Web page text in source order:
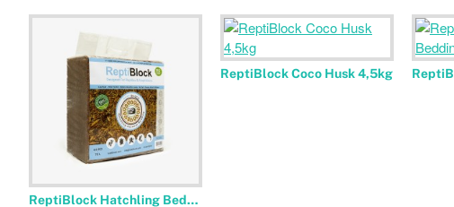
ReptiBlock Hatchling Bedding 4.5kg
ReptiBlock Coco Husk 4,5kg